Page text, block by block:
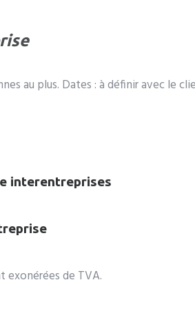
au plus. Dates : à définir avec le
interentreprises
exonérées de TVA.